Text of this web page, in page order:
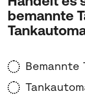
bemannte
Bemannte